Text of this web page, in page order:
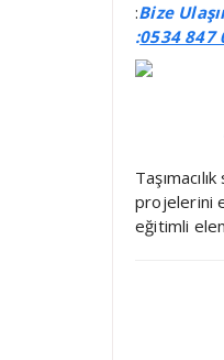
:Bize
:0534 847
projelerini
eğitimli